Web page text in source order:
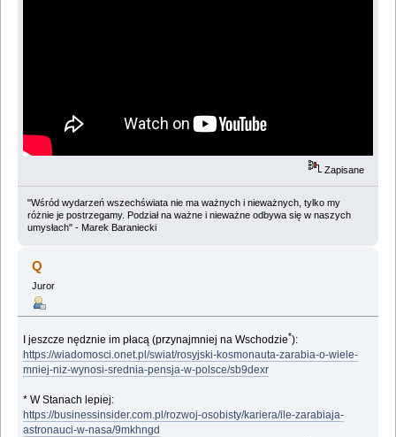
Zapisane
"Wśród wydarzeń wszechświata nie ma ważnych i nieważnych, tylko my
różnie je postrzegamy. Podział na ważne i nieważne odbywa się w naszych
umysłach" - Marek Baraniecki
Q
Juror
I jeszcze nędznie im płacą (przynajmniej na Wschodzie*):
https://wiadomosci.onet.pl/swiat/rosyjski-kosmonauta-zarabia-o-wiele-
mniej-niz-wynosi-srednia-pensja-w-polsce/sb9dexr
* W Stanach lepiej:
https://businessinsider.com.pl/rozwoj-osobisty/kariera/ile-zarabiaja-
astronauci-w-nasa/9mkhngd